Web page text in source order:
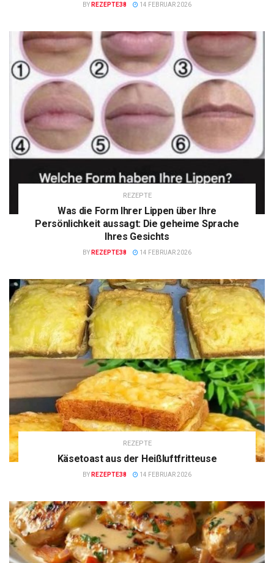
BY REZEPTE38 14 FEBRUAR 2026
REZEPTE
Was die Form Ihrer Lippen über Ihre
Persönlichkeit aussagt: Die geheime Sprache
Ihres Gesichts
BY REZEPTE38 14 FEBRUAR 2026
REZEPTE
Käsetoast aus der Heißluftfritteuse
BY REZEPTE38 14 FEBRUAR 2026